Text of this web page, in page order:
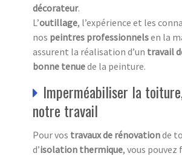
décorateur.
L’outillage, l’expérience et les
nos peintres professionnelsen la
assurent la réalisation d’un travail
bonne tenuede la peinture.
Imperméabiliser la
notre travail
Pour vos travaux de rénovationde
d’isolation thermique, vous pouvez